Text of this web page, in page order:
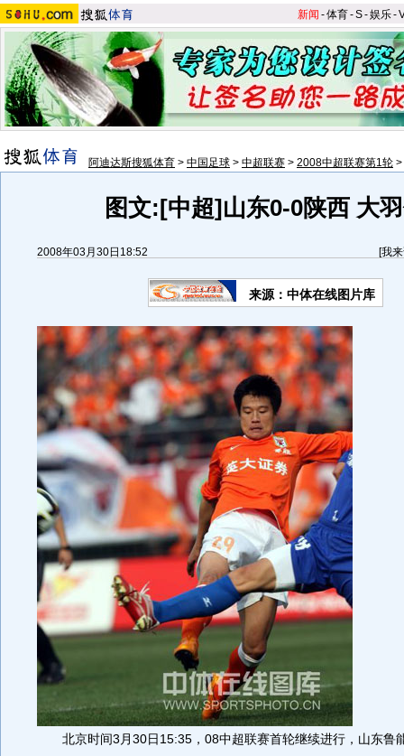
新闻 -体育-S-娱乐-
阿迪达斯搜狐体育 > 中国足球 > 中超联赛 > 2008中超联赛第1轮 >
图文:[中超]山东0-0陕西 大
2008年03月30日18:52 [我
来源：中体在线图片库
北京时间3月30日15:35，08中超联赛首轮继续进行，山东鲁